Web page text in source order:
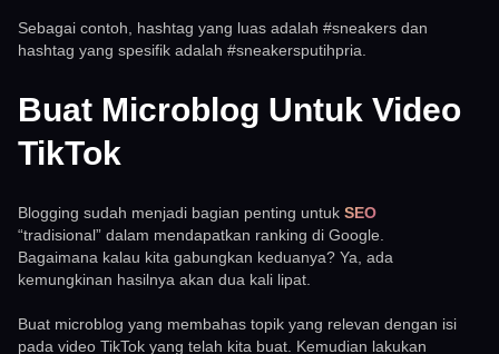
Sebagai contoh, hashtag yang luas adalah #sneakers dan
hashtag yang spesifik adalah #sneakersputihpria.
Buat Microblog Untuk Video
TikTok
Blogging sudah menjadi bagian penting untuk SEO
“tradisional” dalam mendapatkan ranking di Google.
Bagaimana kalau kita gabungkan keduanya? Ya, ada
kemungkinan hasilnya akan dua kali lipat.
Buat microblog yang membahas topik yang relevan dengan isi
pada video TikTok yang telah kita buat. Kemudian lakukan